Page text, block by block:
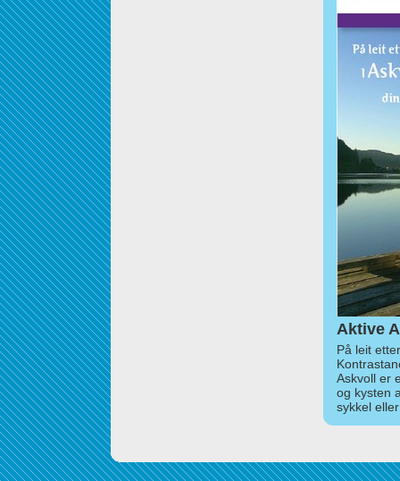
Aktive
På leit
Askvoll er
og kysten
sykkel